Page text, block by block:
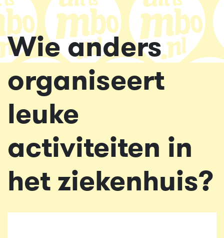
Wie anders
organiseert
leuke
activiteiten in
het ziekenhuis?